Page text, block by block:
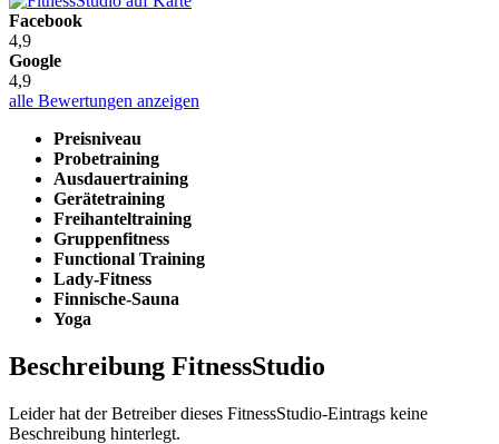
Facebook
4,9
Google
4,9
alle Bewertungen anzeigen
Preisniveau
Probetraining
Ausdauertraining
Gerätetraining
Freihanteltraining
Gruppenfitness
Functional Training
Lady-Fitness
Finnische-Sauna
Yoga
Beschreibung FitnessStudio
Leider hat der Betreiber dieses FitnessStudio-Eintrags keine
Beschreibung hinterlegt.